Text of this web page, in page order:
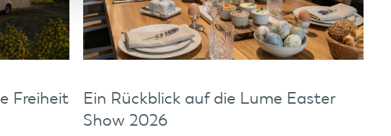
Freiheit
Ein Rückblick auf die Lume Easter
Show 2026